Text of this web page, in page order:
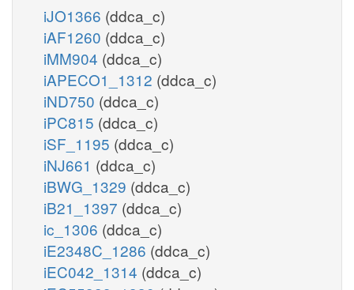
iJO1366 (ddca_c)
iAF1260 (ddca_c)
iMM904 (ddca_c)
iAPECO1_1312 (ddca_c)
iND750 (ddca_c)
iPC815 (ddca_c)
iSF_1195 (ddca_c)
iNJ661 (ddca_c)
iBWG_1329 (ddca_c)
iB21_1397 (ddca_c)
ic_1306 (ddca_c)
iE2348C_1286 (ddca_c)
iEC042_1314 (ddca_c)